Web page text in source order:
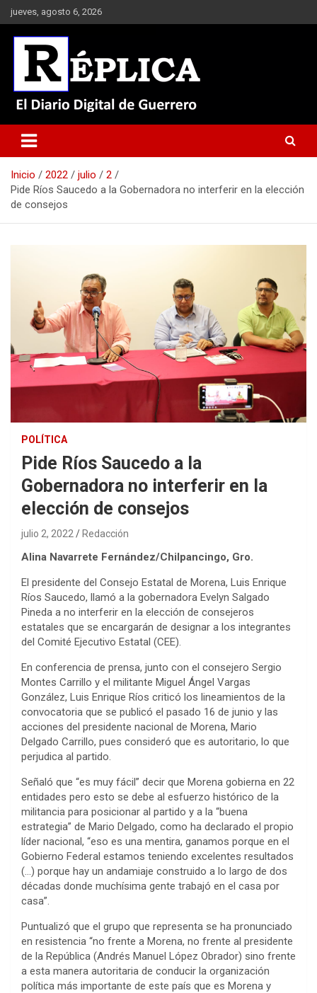
Saltar
al
contenido
jueves, agosto 6, 2026
Réplica
Inicio 2022 julio
2
Pide Ríos Saucedo a la Gobernadora no interferir en la elección
de consejos
POLÍTICA
Pide Ríos Saucedo a la
Gobernadora no interferir en la
elección de consejos
julio 2, 2022 Redacción
Alina Navarrete Fernández/Chilpancingo, Gro.
El presidente del Consejo Estatal de Morena, Luis Enrique
Ríos Saucedo, llamó a la gobernadora Evelyn Salgado
Pineda a no interferir en la elección de consejeros
estatales que se encargarán de designar a los integrantes
del Comité Ejecutivo Estatal (CEE).
En conferencia de prensa, junto con el consejero Sergio
Montes Carrillo y el militante Miguel Ángel Vargas
González, Luis Enrique Ríos criticó los lineamientos de la
convocatoria que se publicó el pasado 16 de junio y las
acciones del presidente nacional de Morena, Mario
Delgado Carrillo, pues consideró que es autoritario, lo que
perjudica al partido.
Señaló que “es muy fácil” decir que Morena gobierna en 22
entidades pero esto se debe al esfuerzo histórico de la
militancia para posicionar al partido y a la “buena
estrategia” de Mario Delgado, como ha declarado el propio
líder nacional, “eso es una mentira, ganamos porque en el
Gobierno Federal estamos teniendo excelentes resultados
(…) porque hay un andamiaje construido a lo largo de dos
décadas donde muchísima gente trabajó en el casa por
casa”.
Puntualizó que el grupo que representa se ha pronunciado
en resistencia “no frente a Morena, no frente al presidente
de la República (Andrés Manuel López Obrador) sino frente
a esta manera autoritaria de conducir la organización
política más importante de este país que es Morena y